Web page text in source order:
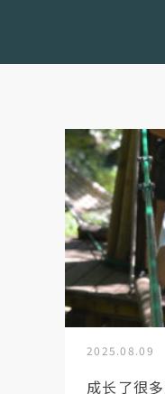
2025.08.09
成长了很